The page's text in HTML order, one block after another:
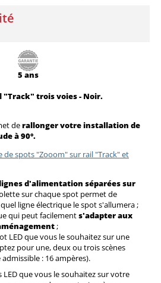
5 ans
"Track" trois voies - Noir.
derallonger votre installation de
à 90°.
de spots "Zooom" sur rail "Track" et
d'alimentation séparées sur
sur chaque spot permet de
ligne électrique le spot s'allumera ;
qui peut facilements'adapter aux
;
LED que vous le souhaitez sur une
pour une, deux ou trois scènes
: 16 ampères).
que vous le souhaitez sur votre